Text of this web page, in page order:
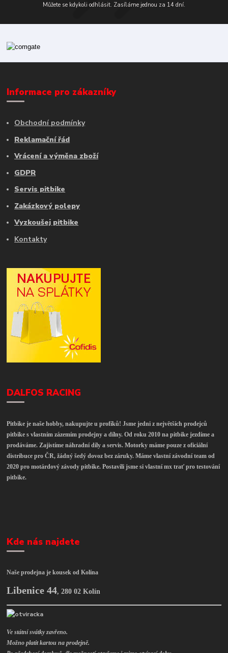
Můžete se kdykoli odhlásit. Zasíláme jednou za 14 dní.
Informace pro zákazníky
Obchodní podmínky
Reklamační řád
Vrácení a výměna zboží
GDPR
Servis pitbike
Zakázkový polepy
Vyzkoušej pitbike
Kontakty
DALFOS RACING
Pitbike je naše hobby, nakupujte u profíků! Jsme jedni z největších prodejců
pitbike s vlastním zázemím prodejny a dílny. Od roku 2010 na pitbike jezdíme a
prodáváme. Zajistíme náhradní díly a servis. Motorky máme pouze z oficiální
distribuce pro ČR, žádný šedý dovoz bez záruky. Máme vlastní závodní team od
2020 pro motárdový závody pitbike. Postavili jsme si vlastní mx trať pro testování
pitbike.
Kde nás najdete
Naše prodejna je kousek od Kolína
Libenice 44,280 02 Kolín
Ve státní svátky zavřeno.
Možno platit kartou na prodejně.